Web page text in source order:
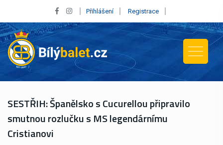
Přihlášení Registrace
SESTŘIH: Španělsko s Cucurellou připravilo
smutnou rozlučku s MS legendárnímu
Cristianovi